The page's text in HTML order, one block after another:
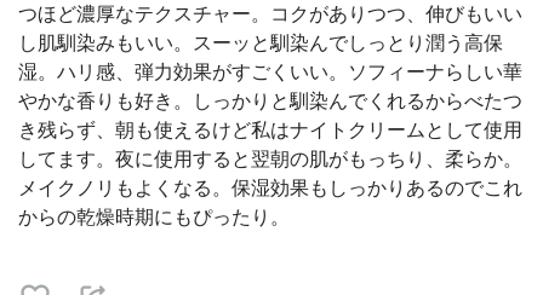
つほど濃厚なテクスチャー。コクがありつつ、伸びもいい
し肌馴染みもいい。スーッと馴染んでしっとり潤う高保
湿。ハリ感、弾力効果がすごくいい。ソフィーナらしい華
やかな香りも好き。しっかりと馴染んでくれるからべたつ
き残らず、朝も使えるけど私はナイトクリームとして使用
してます。夜に使用すると翌朝の肌がもっちり、柔らか。
メイクノリもよくなる。保湿効果もしっかりあるのでこれ
からの乾燥時期にもぴったり。